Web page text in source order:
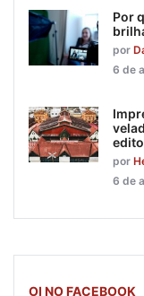
Por
por
6 de
por
6 de
OI NO FACEBOOK